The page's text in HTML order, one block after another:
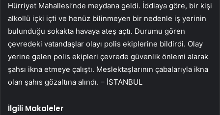
Hürriyet Mahallesi’nde meydana geldi. İddiaya göre, bir kişi
alkollü içki içti ve henüz bilinmeyen bir nedenle iş yerinin
bulunduğu sokakta havaya ateş açtı. Durumu gören
çevredeki vatandaşlar olayı polis ekiplerine bildirdi. Olay
yerine gelen polis ekipleri çevrede güvenlik önlemi alarak
şahsı ikna etmeye çalıştı. Meslektaşlarının çabalarıyla ikna
olan şahıs gözaltına alındı. – İSTANBUL
İlgili Makaleler